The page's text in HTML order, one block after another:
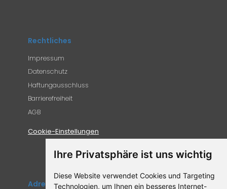
Ihre Privatsphäre ist uns wichtig
Diese Website verwendet Cookies und Targeting
Technologien, um Ihnen ein besseres Internet-
Rechtliches
Impressum
Datenschutz
Haftungausschluss
Barrierefreiheit
AGB
Cookie-Einstellungen
Adresse